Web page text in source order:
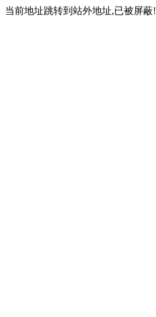
当前地址跳转到站外地址,已被屏蔽!